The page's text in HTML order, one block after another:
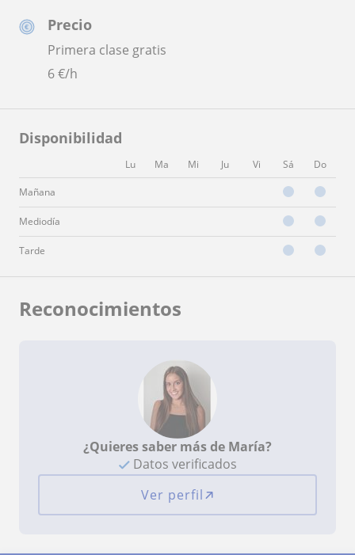
Precio
Primera clase gratis
6€/h
Disponibilidad
Lu Ma Mi Ju Vi Sá Do
Mañana
Mediodía
Tarde
Reconocimientos
¿Quieres saber más de María?
Datos verificados
Ver perfil